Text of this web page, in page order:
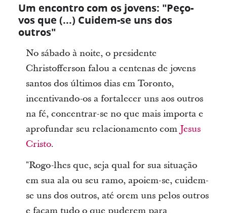
Um encontro com os jovens: "Peço-
vos que (...) Cuidem-se uns dos
outros"
No sábado à noite, o presidente
Christofferson falou a centenas de jovens
santos dos últimos dias em Toronto,
incentivando-os a fortalecer uns aos outros
na fé, concentrar-se no que mais importa e
aprofundar seu relacionamento com Jesus
Cristo.
"Rogo-lhes que, seja qual for sua situação
em sua ala ou seu ramo, apoiem-se, cuidem-
se uns dos outros, até orem uns pelos outros